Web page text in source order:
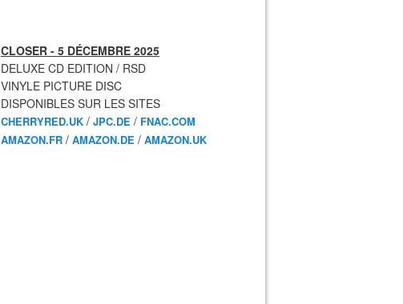
CLOSER - 5 DÉCEMBRE 2025
DELUXE CD EDITION / RSD
VINYLE PICTURE DISC
DISPONIBLES SUR LES SITES
CHERRYRED.UK / JPC.DE / FNAC.COM
AMAZON.FR / AMAZON.DE / AMAZON.UK